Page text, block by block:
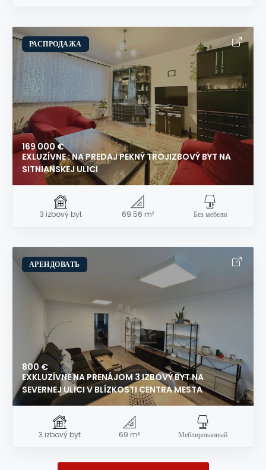
РАСПРОДАЖА
169 000 €
EXLUZÍVNE : NA PREDAJ PEKNÝ TROJIZBOVÝ BYT NA
SITNIANSKEJ ULICI
3 izbový byt 69.56 m² Без мебели
АРЕНДОВАТЬ
800 €
EXKLUZÍVNE NA PRENÁJOM 3 IZBOVÝ BYT NA
SEVERNEJ ULICI V BLÍZKOSTI CENTRA MESTA
3 izbový byt 69 m² Меблированный